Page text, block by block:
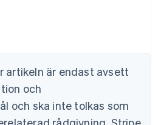
artikeln är endast avsett
och
och ska inte tolkas som